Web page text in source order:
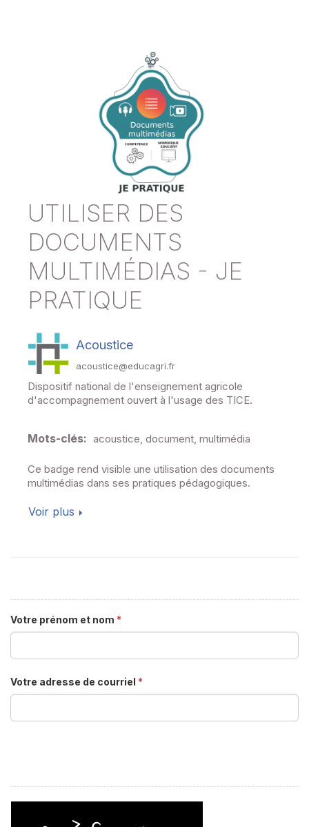
UTILISER DES
DOCUMENTS
MULTIMÉDIAS - JE
PRATIQUE
Acoustice
acoustice@educagri.fr
Dispositif national de l'enseignement agricole
d'accompagnement ouvert à l'usage des TICE.
Mots-clés: acoustice, document, multimédia
Ce badge rend visible une utilisation des documents
Voir plus
Votre prénom et nom *
Votre adresse de courriel *